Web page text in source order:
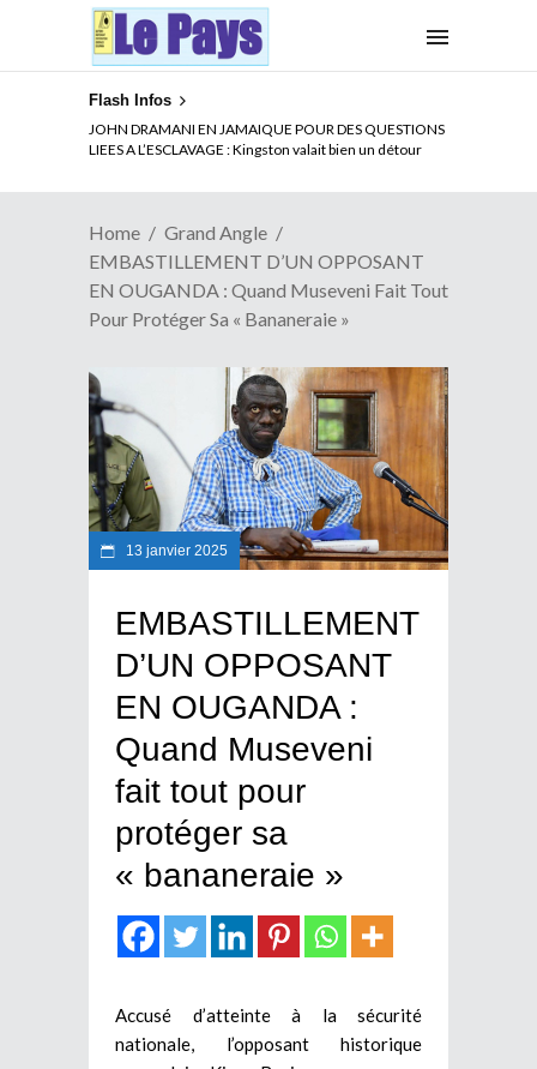
Flash Infos
ELECTION DE TALON A LA TETE DU SENAT BENINOIS :
Quand Patrice quitte le pouvoir sans partir !
Home
Grand Angle
EMBASTILLEMENT D’UN OPPOSANT
EN OUGANDA : Quand Museveni Fait Tout
Pour Protéger Sa « Bananeraie »
13 janvier 2025
EMBASTILLEMENT
D’UN OPPOSANT
EN OUGANDA :
Quand Museveni
fait tout pour
protéger sa
« bananeraie »
Accusé d’atteinte à la sécurité
nationale, l’opposant historique